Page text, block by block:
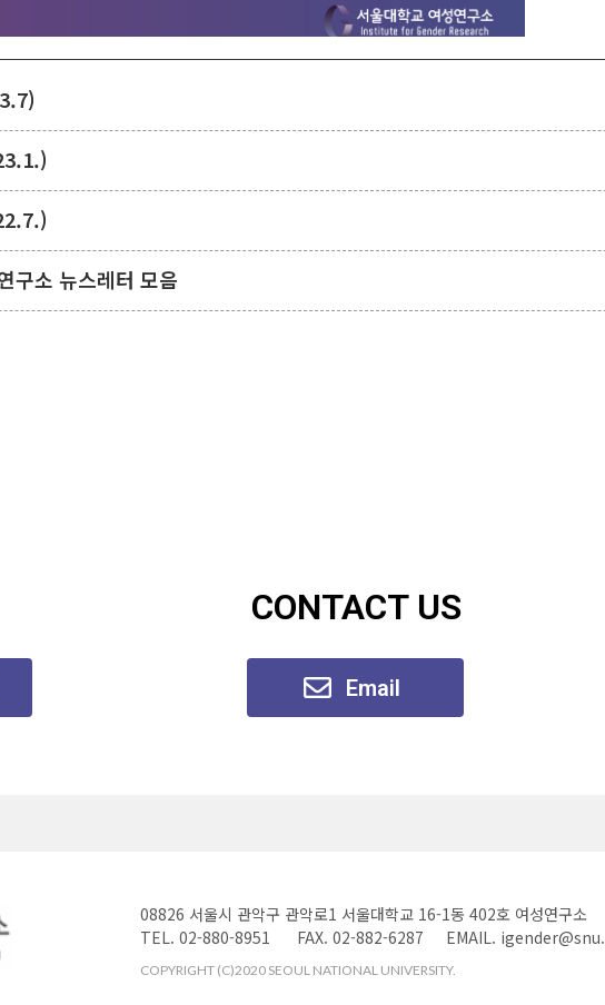
대학교 국제관계학과)
16:00~17:30
행
iGuKQQWeGPAJ6ufx7(사전신청자에게 줌링크 발송)
구소 뉴스레터 모음
CONTACT US
Email
08826 서울시 관악구 관악로1 서울대학교 16-1동 402호 여성연구소
TEL. 02-880-8951 FAX. 02-882-6287 EMAIL.
COPYRIGHT (C)2020 SEOUL NATIONAL UNIVERSITY.